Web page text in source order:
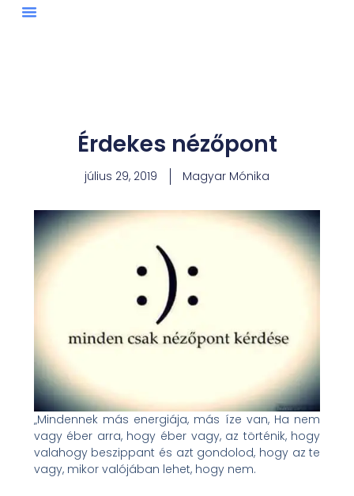
Érdekes nézőpont
július 29, 2019 Magyar Mónika
„Mindennek más energiája, más íze van, Ha nem
vagy éber arra, hogy éber vagy, az történik, hogy
valahogy beszippant és azt gondolod, hogy az te
vagy, mikor valójában lehet, hogy nem.